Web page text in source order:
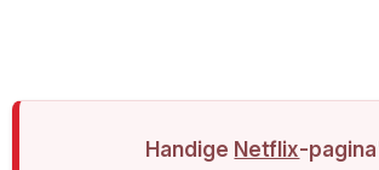
Handige Netflix-